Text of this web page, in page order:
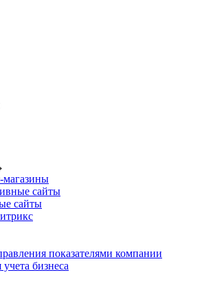
магазины
сайты
сайты
показателями компании
бизнеса